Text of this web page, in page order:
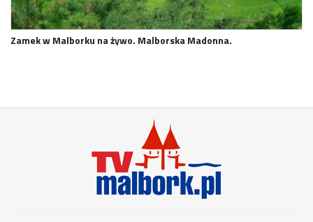
Zamek w Malborku na żywo. Malborska Madonna.